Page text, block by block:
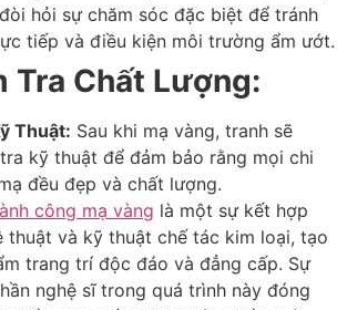
hỏi sự chăm sóc đặc biệt để tránh
tiếp và điều kiện môi trường ẩm ướt.
Tra Chất Lượng:
Thuật: Sau khi mạ vàng, tranh sẽ
kỹ thuật để đảm bảo rằng mọi chi
đều đẹp và chất lượng.
công mạ vàng là một sự kết hợp
thuật và kỹ thuật chế tác kim loại, tạo
trang trí độc đáo và đẳng cấp. Sự
nghệ sĩ trong quá trình này đóng